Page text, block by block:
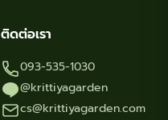
ติดต่อเรา
093-535-1030
@krittiyagarden
cs@krittiyagarden.com